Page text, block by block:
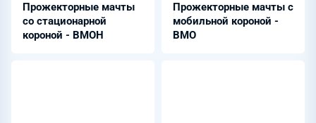
Прожекторные мачты
со стационарной
короной - ВМОН
Прожекторные мачты с
мобильной короной -
ВМО